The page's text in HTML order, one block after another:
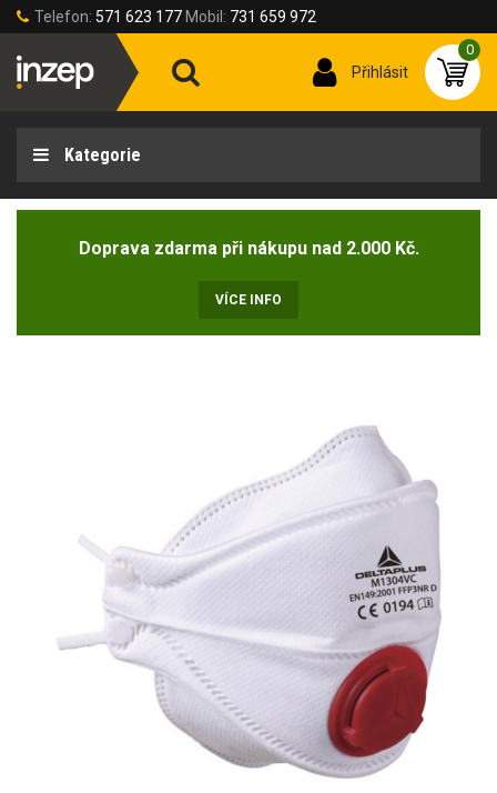
Telefon: 571 623 177 Mobil: 731 659 972
Přihlásit
0
Kategorie
Doprava zdarma při nákupu nad 2.000 Kč.
VÍCE INFO